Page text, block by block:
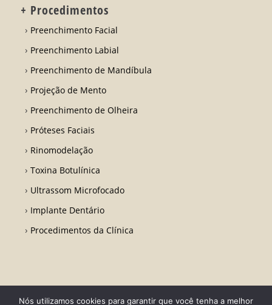
+ Procedimentos
Preenchimento Facial
Preenchimento Labial
Preenchimento de Mandíbula
Projeção de Mento
Preenchimento de Olheira
Próteses Faciais
Rinomodelação
Toxina Botulínica
Ultrassom Microfocado
Implante Dentário
Procedimentos da Clínica
Nós utilizamos cookies para garantir que você tenha a melhor